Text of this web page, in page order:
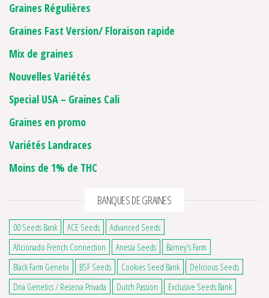
Graines Régulières
Graines Fast Version/ Floraison rapide
Mix de graines
Nouvelles Variétés
Special USA – Graines Cali
Graines en promo
Variétés Landraces
Moins de 1% de THC
BANQUES DE GRAINES
00 Seeds Bank ACE Seeds
Advanced Seeds
Aficionado French Connection
Anesia Seeds
Barney's Farm
Black Farm Genetix
BSF Seeds Cookies Seed Bank
Delicious Seeds
Dna Genetics / Reserva Privada
Dutch Passion
Exclusive Seeds Bank